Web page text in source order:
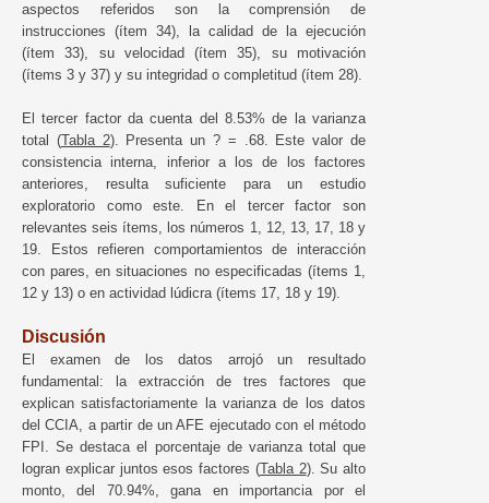
aspectos referidos son la comprensión de
instrucciones (ítem 34), la calidad de la ejecución
(ítem 33), su velocidad (ítem 35), su motivación
(ítems 3 y 37) y su integridad o completitud (ítem 28).
El tercer factor da cuenta del 8.53% de la varianza
total (Tabla 2). Presenta un ? = .68. Este valor de
consistencia interna, inferior a los de los factores
anteriores, resulta suficiente para un estudio
exploratorio como este. En el tercer factor son
relevantes seis ítems, los números 1, 12, 13, 17, 18 y
19. Estos refieren comportamientos de interacción
con pares, en situaciones no especificadas (ítems 1,
12 y 13) o en actividad lúdicra (ítems 17, 18 y 19).
Discusión
El examen de los datos arrojó un resultado
fundamental: la extracción de tres factores que
explican satisfactoriamente la varianza de los datos
del CCIA, a partir de un AFE ejecutado con el método
FPI. Se destaca el porcentaje de varianza total que
logran explicar juntos esos factores (Tabla 2). Su alto
monto, del 70.94%, gana en importancia por el